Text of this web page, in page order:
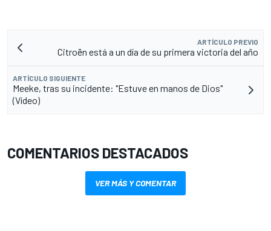
ARTÍCULO PREVIO
Citroën está a un día de su primera victoria del año
ARTÍCULO SIGUIENTE
Meeke, tras su incidente: "Estuve en manos de Dios"
(Vídeo)
COMENTARIOS DESTACADOS
VER MÁS Y COMENTAR